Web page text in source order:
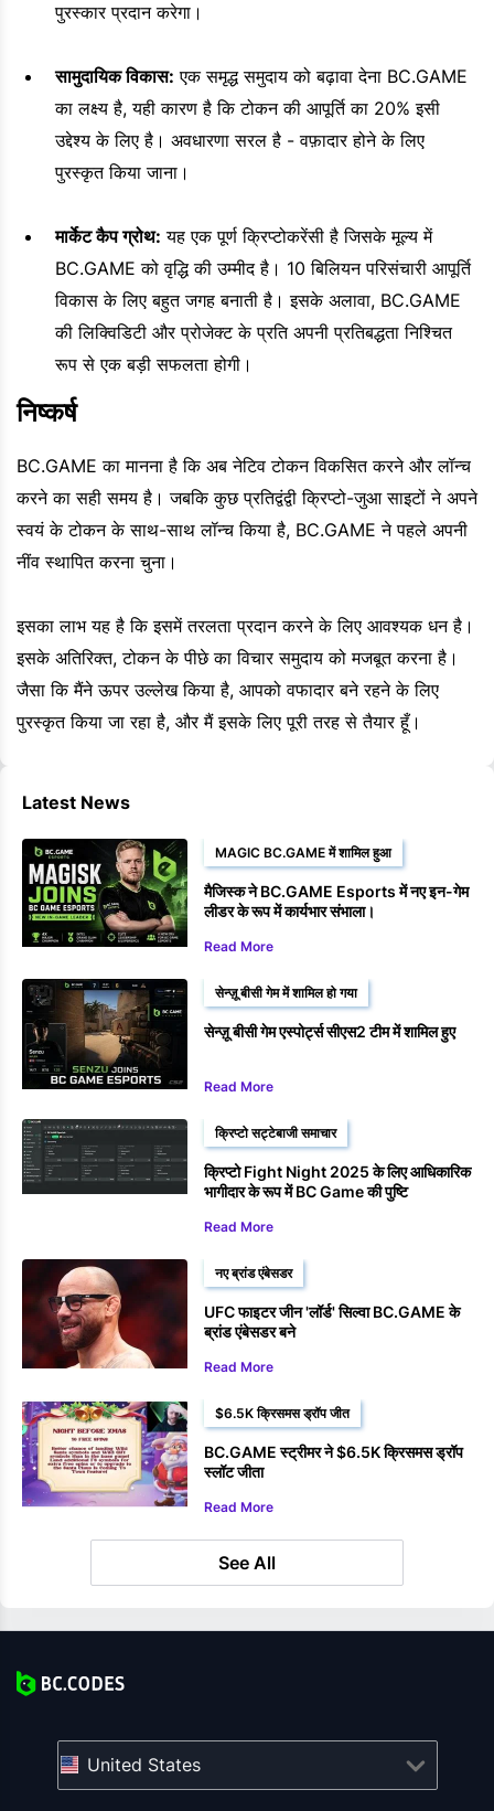
पुरस्कार प्रदान करेगा।
सामुदायिक विकास: एक समृद्ध समुदाय को बढ़ावा देना BC.GAME
का लक्ष्य है, यही कारण है कि टोकन की आपूर्ति का 20% इसी
उद्देश्य के लिए है। अवधारणा सरल है - वफ़ादार होने के लिए
पुरस्कृत किया जाना।
मार्केट कैप ग्रोथ: यह एक पूर्ण क्रिप्टोकरेंसी है जिसके मूल्य में
BC.GAME को वृद्धि की उम्मीद है। 10 बिलियन परिसंचारी आपूर्ति
विकास के लिए बहुत जगह बनाती है। इसके अलावा, BC.GAME
की लिक्विडिटी और प्रोजेक्ट के प्रति अपनी प्रतिबद्धता निश्चित
रूप से एक बड़ी सफलता होगी।
निष्कर्ष
BC.GAME का मानना है कि अब नेटिव टोकन विकसित करने और लॉन्च
करने का सही समय है। जबकि कुछ प्रतिद्वंद्वी क्रिप्टो-जुआ साइटों ने अपने
स्वयं के टोकन के साथ-साथ लॉन्च किया है, BC.GAME ने पहले अपनी
नींव स्थापित करना चुना।
इसका लाभ यह है कि इसमें तरलता प्रदान करने के लिए आवश्यक धन है।
इसके अतिरिक्त, टोकन के पीछे का विचार समुदाय को मजबूत करना है।
जैसा कि मैंने ऊपर उल्लेख किया है, आपको वफादार बने रहने के लिए
पुरस्कृत किया जा रहा है, और मैं इसके लिए पूरी तरह से तैयार हूँ।
Latest News
MAGIC BC.GAME में शामिल हुआ
मैजिस्क ने BC.GAME Esports में नए इन-गेम
लीडर के रूप में कार्यभार संभाला।
Read More
सेन्ज़ू बीसी गेम में शामिल हो गया
सेन्ज़ू बीसी गेम एस्पोर्ट्स सीएस2 टीम में शामिल हुए
Read More
क्रिप्टो सट्टेबाजी समाचार
क्रिप्टो Fight Night 2025 के लिए आधिकारिक
भागीदार के रूप में BC Game की पुष्टि
Read More
नए ब्रांड एंबेसडर
UFC फाइटर जीन 'लॉर्ड' सिल्वा BC.GAME के
ब्रांड एंबेसडर बने
Read More
$6.5K क्रिसमस ड्रॉप जीत
BC.GAME स्ट्रीमर ने $6.5K क्रिसमस ड्रॉप
स्लॉट जीता
Read More
See All
United States